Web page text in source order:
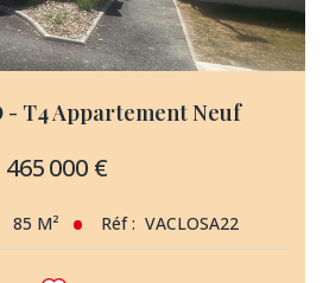
- T4 Appartement Neuf
465 000 €
85 M² Réf : VACLOSA22